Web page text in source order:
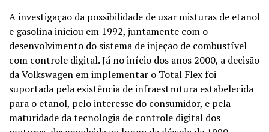
A investigação da possibilidade de usar misturas de etanol
e gasolina iniciou em 1992, juntamente com o
desenvolvimento do sistema de injeção de combustível
com controle digital. Já no início dos anos 2000, a decisão
da Volkswagen em implementar o Total Flex foi
suportada pela existência de infraestrutura estabelecida
para o etanol, pelo interesse do consumidor, e pela
maturidade da tecnologia de controle digital dos